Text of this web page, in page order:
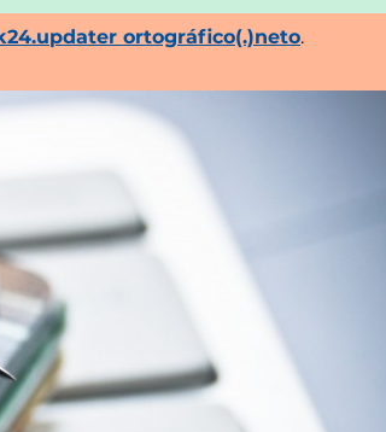
ortográfico(.)neto.